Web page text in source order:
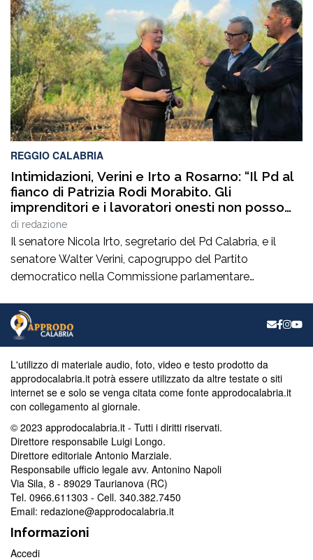
Anas Sicilia, Capo Compartimento Anas Calabria,
Direttore generale della Regione Calabria e Direttore
generale della ItalConsult Spa, […]
REGGIO CALABRIA
Intimidazioni, Verini e Irto a Rosarno: “Il Pd al
fianco di Patrizia Rodi Morabito. Gli
imprenditori e i lavoratori onesti non posso
essere lasciati da soli”
di redazione
Il senatore Nicola Irto, segretario del Pd Calabria, e il
senatore Walter Verini, capogruppo del Partito
democratico nella Commissione parlamentare
imprenditrice agricola di Rosarno (Rc) la cui azienda è
stata più volte colpita da incendi, furti e danneggiamenti.
L’ultimo grave episodio si è verificato nei giorni scorsi […]
L'utilizzo di materiale audio, foto, video e testo prodotto da
approdocalabria.it potrà essere utilizzato da altre testate o siti
internet se e solo se venga citata come fonte approdocalabria.it
con collegamento al giornale.
© 2023 approdocalabria.it - Tutti i diritti riservati.
Direttore responsabile Luigi Longo.
Direttore editoriale Antonio Marziale.
Responsabile ufficio legale avv. Antonino Napoli
Via Sila, 8 - 89029 Taurianova (RC)
Tel. 0966.611303 - Cell. 340.382.7450
Email: redazione@approdocalabria.it
Informazioni
Accedi